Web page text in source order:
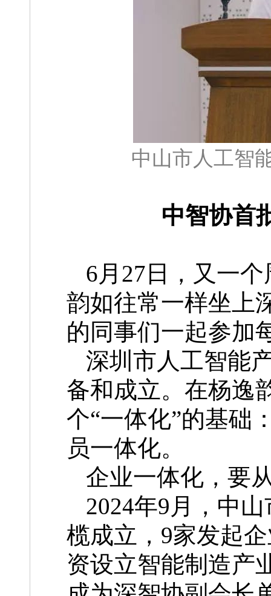
中山市人工智
中智协首
6月27日，又一
韵如往常一样坐上
的同事们一起参加
深圳市人工智能
备和成立。在杨逸
个“一体化”的基础
员一体化。
企业一体化，要
2024年9月，中
榄成立，9家发起
资设立智能制造产